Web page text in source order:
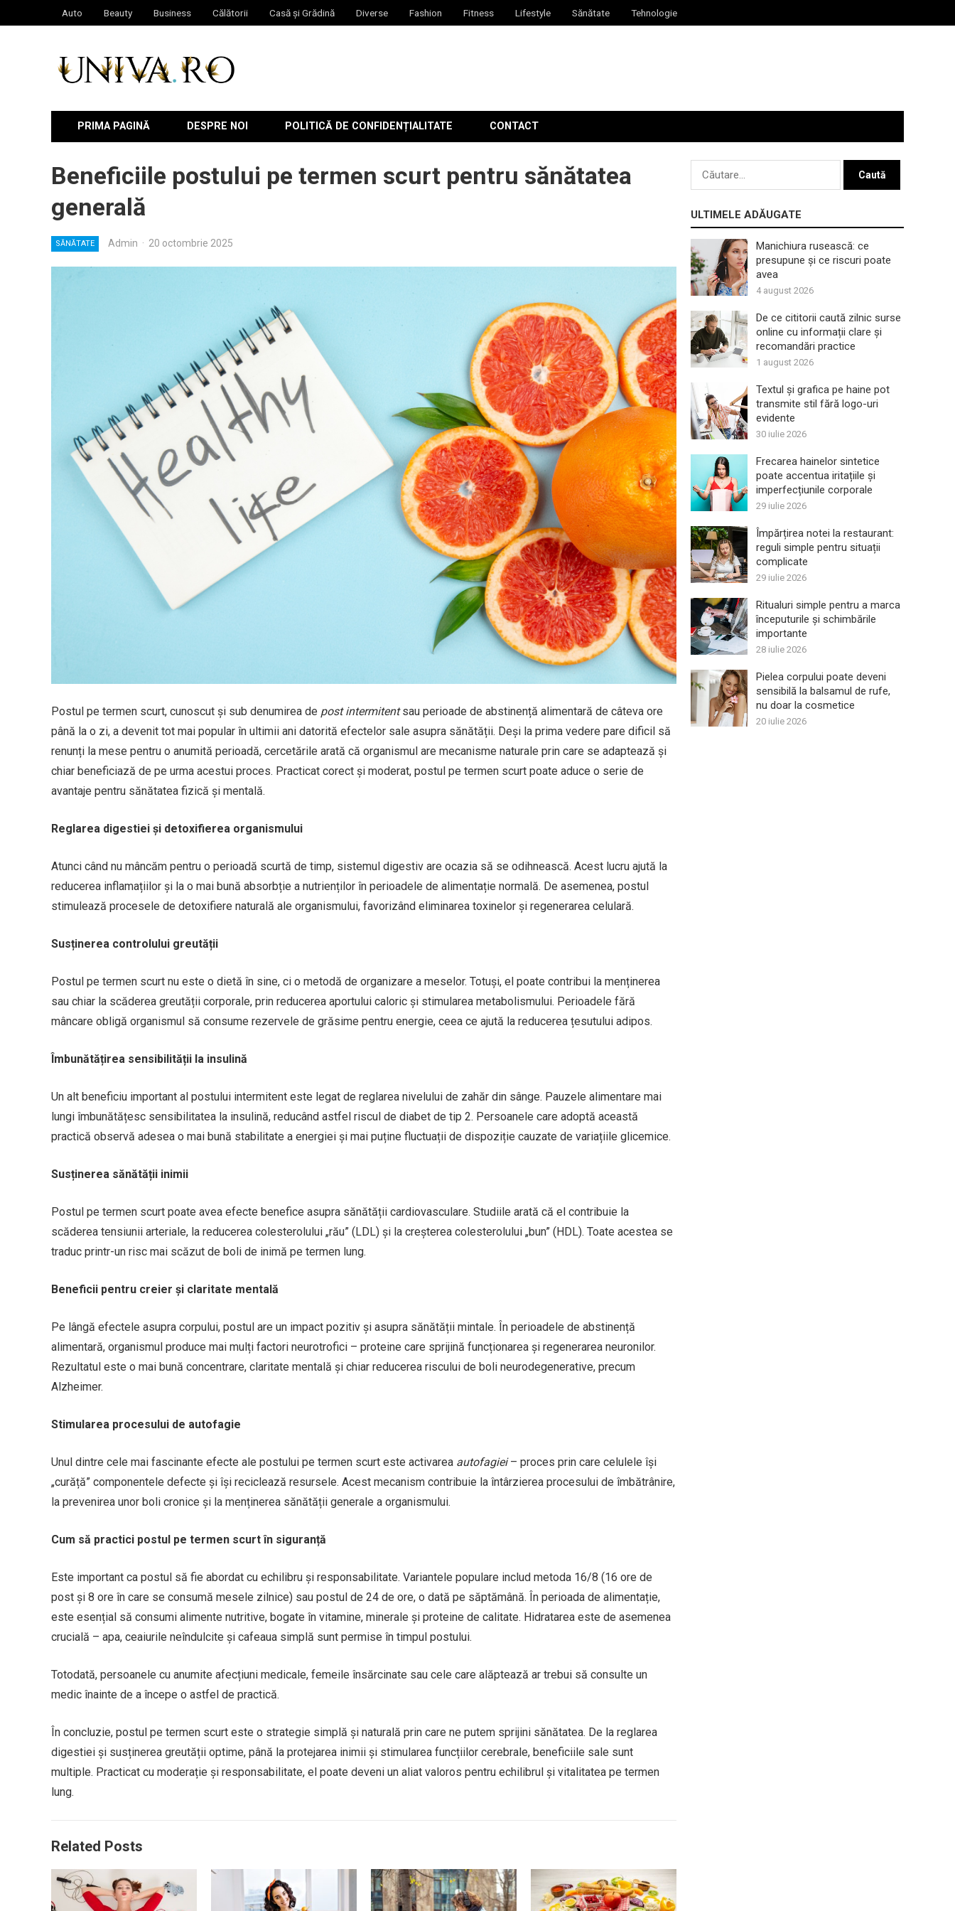
Auto Beauty Business Călătorii Casă și Grădină Diverse Fashion Fitness Lifestyle Sănătate Tehnologie
PRIMA PAGINĂ DESPRE NOI POLITICĂ DE CONFIDENȚIALITATE CONTACT
Beneficiile postului pe termen scurt pentru sănătatea
generală
SĂNĂTATE Admin · 20 octombrie 2025
Postul pe termen scurt, cunoscut și sub denumirea de post intermitentsau perioade de abstinență alimentară de câteva ore
până la o zi, a devenit tot mai popular în ultimii ani datorită efectelor sale asupra sănătății. Deși la prima vedere pare dificil să
renunți la mese pentru o anumită perioadă, cercetările arată că organismul are mecanisme naturale prin care se adaptează și
chiar beneficiază de pe urma acestui proces. Practicat corect și moderat, postul pe termen scurt poate aduce o serie de
avantaje pentru sănătatea fizică și mentală.
Reglarea digestiei și detoxifierea organismului
Atunci când nu mâncăm pentru o perioadă scurtă de timp, sistemul digestiv are ocazia să se odihnească. Acest lucru ajută la
reducerea inflamațiilor și la o mai bună absorbție a nutrienților în perioadele de alimentație normală. De asemenea, postul
stimulează procesele de detoxifiere naturală ale organismului, favorizând eliminarea toxinelor și regenerarea celulară.
Susținerea controlului greutății
Postul pe termen scurt nu este o dietă în sine, ci o metodă de organizare a meselor. Totuși, el poate contribui la menținerea
sau chiar la scăderea greutății corporale, prin reducerea aportului caloric și stimularea metabolismului. Perioadele fără
mâncare obligă organismul să consume rezervele de grăsime pentru energie, ceea ce ajută la reducerea țesutului adipos.
Îmbunătățirea sensibilității la insulină
Un alt beneficiu important al postului intermitent este legat de reglarea nivelului de zahăr din sânge. Pauzele alimentare mai
lungi îmbunătățesc sensibilitatea la insulină, reducând astfel riscul de diabet de tip 2. Persoanele care adoptă această
practică observă adesea o mai bună stabilitate a energiei și mai puține fluctuații de dispoziție cauzate de variațiile glicemice.
Susținerea sănătății inimii
Postul pe termen scurt poate avea efecte benefice asupra sănătății cardiovasculare. Studiile arată că el contribuie la
scăderea tensiunii arteriale, la reducerea colesterolului „rău” (LDL) și la creșterea colesterolului „bun” (HDL). Toate acestea se
traduc printr-un risc mai scăzut de boli de inimă pe termen lung.
Beneficii pentru creier și claritate mentală
Pe lângă efectele asupra corpului, postul are un impact pozitiv și asupra sănătății mintale. În perioadele de abstinență
alimentară, organismul produce mai mulți factori neurotrofici – proteine care sprijină funcționarea și regenerarea neuronilor.
Rezultatul este o mai bună concentrare, claritate mentală și chiar reducerea riscului de boli neurodegenerative, precum
Alzheimer.
Stimularea procesului de autofagie
Unul dintre cele mai fascinante efecte ale postului pe termen scurt este activarea autofagiei– proces prin care celulele își
„curăță” componentele defecte și își reciclează resursele. Acest mecanism contribuie la întârzierea procesului de îmbătrânire,
la prevenirea unor boli cronice și la menținerea sănătății generale a organismului.
Cum să practici postul pe termen scurt în siguranță
Este important ca postul să fie abordat cu echilibru și responsabilitate. Variantele populare includ metoda 16/8 (16 ore de
post și 8 ore în care se consumă mesele zilnice) sau postul de 24 de ore, o dată pe săptămână. În perioada de alimentație,
este esențial să consumi alimente nutritive, bogate în vitamine, minerale și proteine de calitate. Hidratarea este de asemenea
crucială – apa, ceaiurile neîndulcite și cafeaua simplă sunt permise în timpul postului.
Totodată, persoanele cu anumite afecțiuni medicale, femeile însărcinate sau cele care alăptează ar trebui să consulte un
medic înainte de a începe o astfel de practică.
În concluzie, postul pe termen scurt este o strategie simplă și naturală prin care ne putem sprijini sănătatea. De la reglarea
digestiei și susținerea greutății optime, până la protejarea inimii și stimularea funcțiilor cerebrale, beneficiile sale sunt
multiple. Practicat cu moderație și responsabilitate, el poate deveni un aliat valoros pentru echilibrul și vitalitatea pe termen
lung.
Related Posts
Caută
ULTIMELE ADĂUGATE
Manichiura rusească: ce
presupune și ce riscuri poate
avea
4 august 2026
De ce cititorii caută zilnic surse
online cu informații clare și
recomandări practice
1 august 2026
Textul și grafica pe haine pot
transmite stil fără logo-uri
evidente
30 iulie 2026
Frecarea hainelor sintetice
poate accentua iritațiile și
imperfecțiunile corporale
29 iulie 2026
Împărțirea notei la restaurant:
reguli simple pentru situații
complicate
29 iulie 2026
Ritualuri simple pentru a marca
începuturile și schimbările
importante
28 iulie 2026
Pielea corpului poate deveni
sensibilă la balsamul de rufe,
nu doar la cosmetice
20 iulie 2026